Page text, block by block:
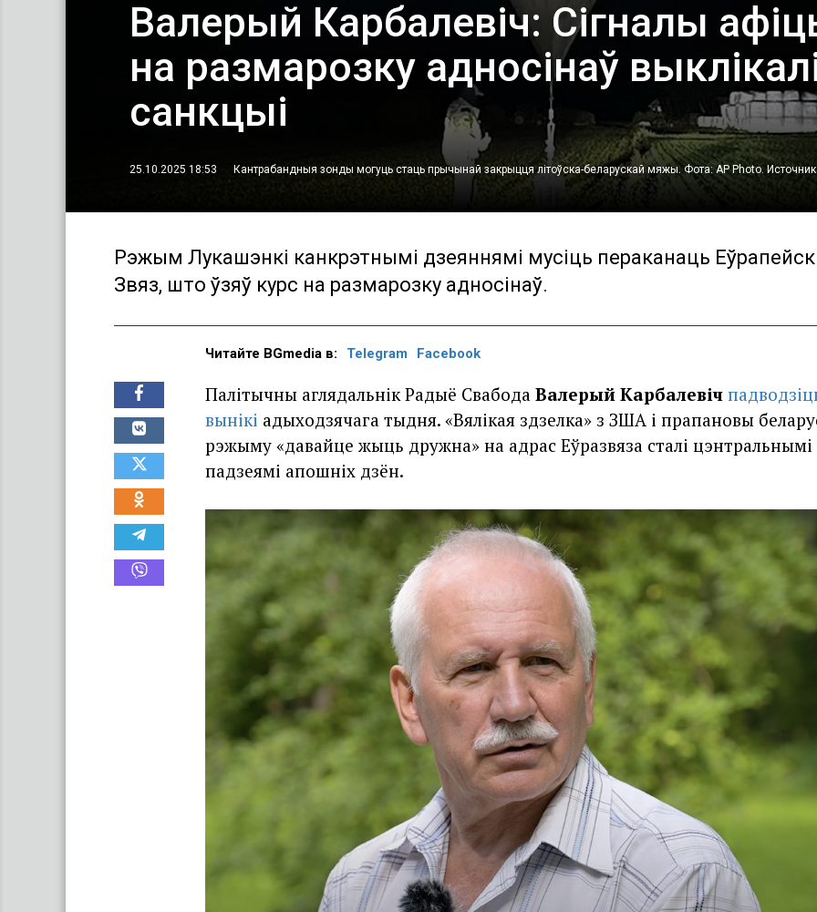
Валерый Карбалевіч: Сігналы
на размарозку адносінаў
санкцыі
25.10.2025 18:53 Кантрабандныя зонды могуць стаць прычынай закрыцця літоўска-беларускай мяжы. Фота: AP Photo.
Рэжым Лукашэнкі канкрэтнымі дзеяннямі мусіць пераканаць
Звяз, што ўзяў курс на размарозку адносінаў.
Читайте BGmedia в: Telegram Facebook
Палітычны аглядальнік Радыё Свабода Валерый Карбалевіч
вынікі адыходзячага тыдня. «Вялікая здзелка» з ЗША і прапановы
рэжыму «давайце жыць дружна» на адрас Еўразвяза сталі цэнтральнымі
падзеямі апошніх дзён.